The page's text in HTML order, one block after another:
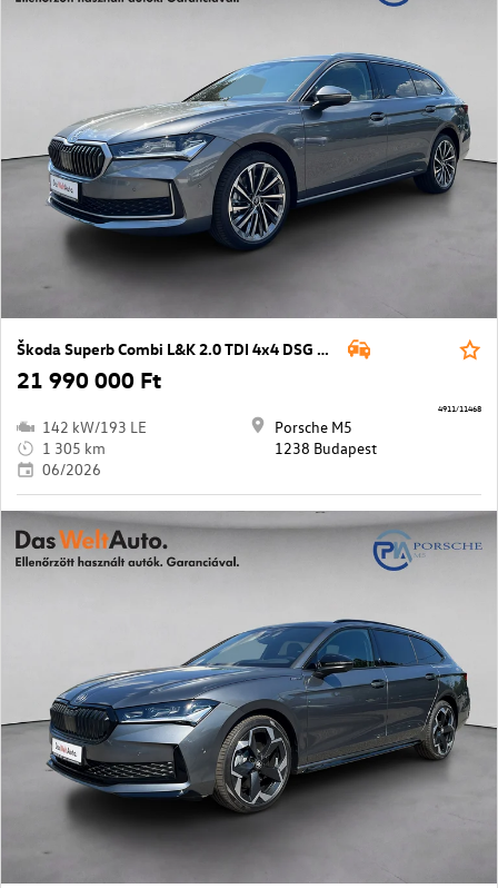
Škoda Superb Combi L&K 2.0 TDI 4x4 DSG SCR
21 990 000 Ft
142 kW/193 LE
1 305 km
06/2026
Porsche M5
1238 Budapest
4911/11468